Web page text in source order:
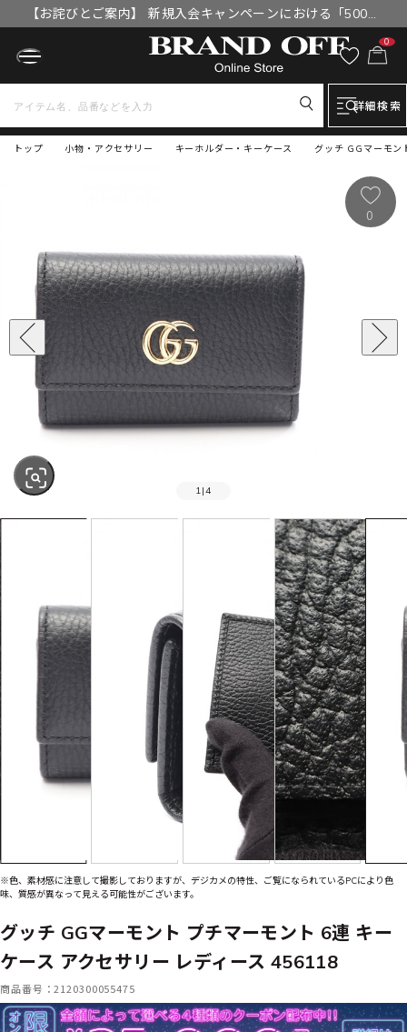
【お詫びとご案内】 新規入会キャンペーンにおける「500円
OFFクーポン」付与漏れと補填について
0
詳細検索
トップ グッチ GGマーモ
小物・アクセサリー キーホルダー・キーケース
1 |4
0
※色、素材感に注意して撮影しておりますが、デジカメの特性、ご覧になられているPCにより色
味、質感が異なって見える可能性がございます。
グッチ GGマーモント プチマーモント 6連 キー
ケース アクセサリー レディース 456118
商品番号：2120300055475